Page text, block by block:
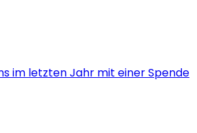
im letzten Jahr mit einer Spende